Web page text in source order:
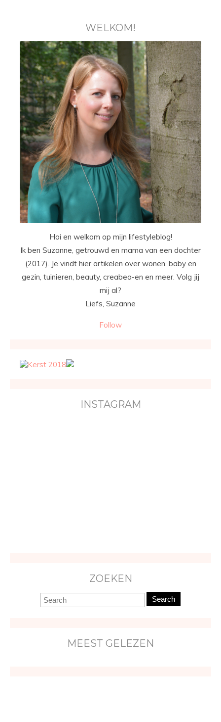
WELKOM!
Hoi en welkom op mijn lifestyleblog!
Ik ben Suzanne, getrouwd en mama van een dochter
(2017). Je vindt hier artikelen over wonen, baby en
gezin, tuinieren, beauty, creabea-en en meer. Volg jij
mij al?
Liefs, Suzanne
Follow
INSTAGRAM
ZOEKEN
Search
MEEST GELEZEN